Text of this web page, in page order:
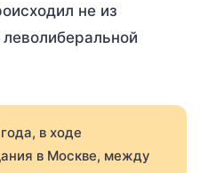
не из
в ходе
в Москве, между